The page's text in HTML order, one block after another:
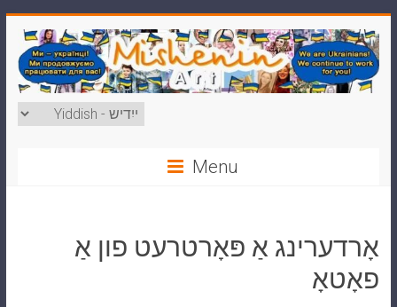
Menu
אָרדערינג אַ פּאָרטרעט פון אַ
פאָטאָ